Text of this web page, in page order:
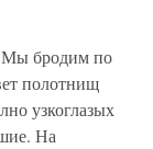
Мы бродим по
полотнищ
узкоглазых
На